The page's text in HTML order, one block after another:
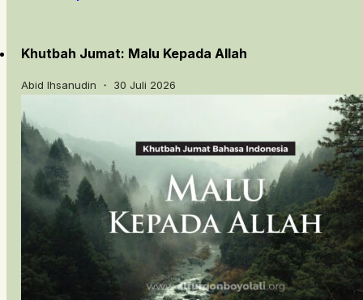
Khutbah Jumat: Malu Kepada Allah
Abid Ihsanudin ・ 30 Juli 2026